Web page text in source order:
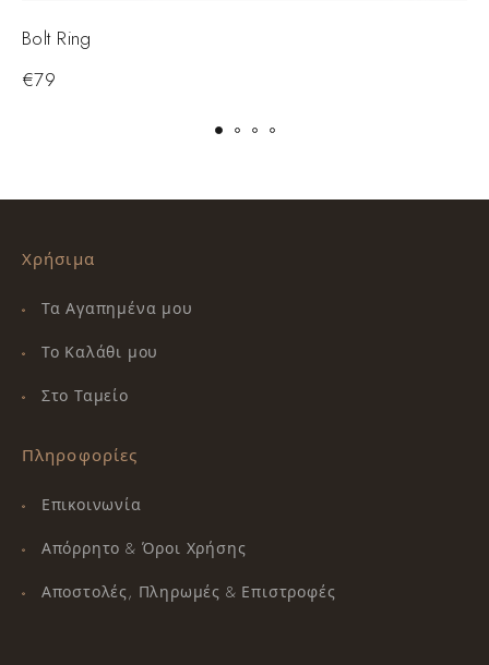
Bolt Ring
€79
Χρήσιμα
Τα Αγαπημένα μου
Το Καλάθι μου
Στο Ταμείο
Πληροφορίες
Επικοινωνία
Απόρρητο & Όροι Χρήσης
Αποστολές, Πληρωμές & Επιστροφές